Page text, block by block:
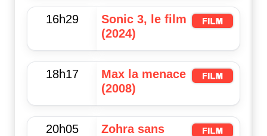
16h29
Sonic 3, le film
(2024)
18h17
Max la menace
(2008)
20h05 Zohra sans